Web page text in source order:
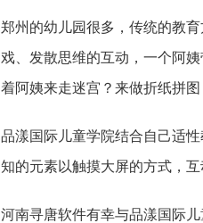
郑州的幼儿园很多，传统的教
戏、发散思维的互动，一个阿
着阿姨来走迷宫？来做折纸拼
品漾国际儿童学院结合自己适
知的元素以触摸大屏的方式，
河南寻唐软件有幸与品漾国际